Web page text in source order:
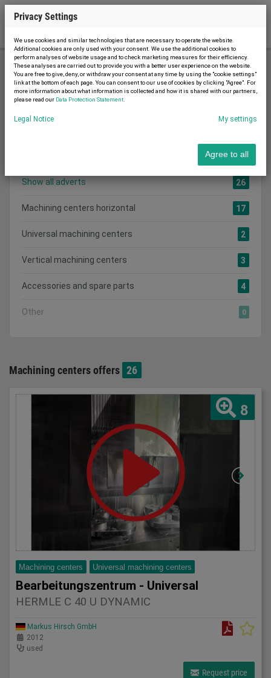
Metal working and machine tools
Machining centers
Search category:
26
Show all adverts
17
Machining centers horizontal
2
Universal machining centers
3
Vertical machining centers
4
Accessories and spare parts
0
Other
Machining centers offers 26
8
Machining centers Universal machining centers
Bearbeitungszentrum - Universal
HERMLE C 40 U DYNAMIC
Markus Hirsch GmbH
2012
used
Request price
Privacy Settings
We use cookies and similar technologies that are necessary to operate the website.
Additional cookies are only used with your consent. We use the additional cookies to
perform analyses of website usage and to check marketing measures for their efficiency.
These analyses are carried out to provide you with a better user experience on the website.
You are free to give, deny, or withdraw your consent at any time by using the "cookie settings"
link at the bottom of each page. You can consent to our use of cookies by clicking "Agree". For
more information about what information is collected and how it is shared with our partners,
please read our Data Protection Statement
Legal Notice My settings
Agree to all